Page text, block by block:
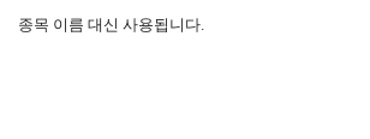
종목 이름 대신 사용됩니다.